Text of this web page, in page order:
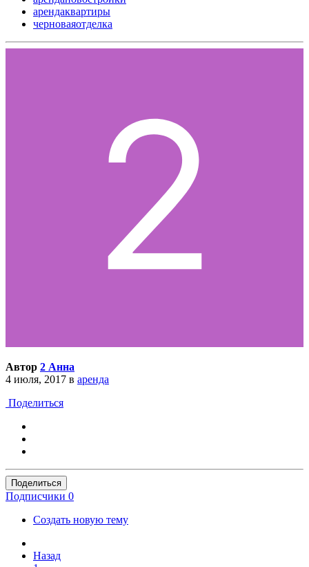
арендаквартиры
черноваяотделка
Автор 2 Анна
4 июля, 2017 в аренда
Поделиться
Поделиться
Подписчики 0
Создать новую тему
Назад